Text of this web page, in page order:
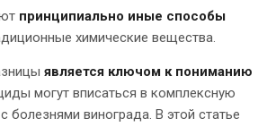
принципиально иные способы
химические вещества.
является ключом к пониманию
могут вписаться в комплексную
болезнями винограда. В этой статье